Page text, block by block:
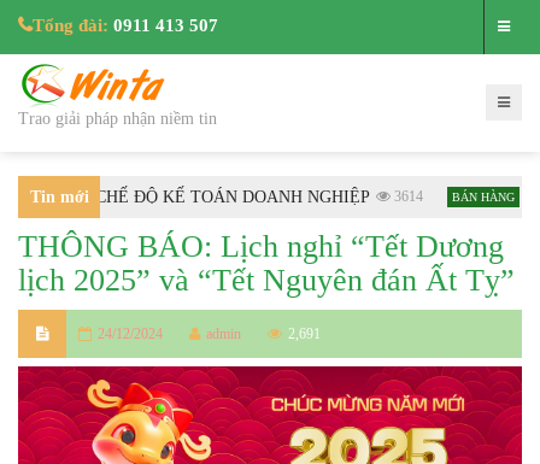
Tổng đài: 0911 413 507
Trao giải pháp nhận niềm tin
Tin mới
nhất
DẪN CHẾ ĐỘ KẾ TOÁN DOANH NGHIỆP 3614 BÁN HÀNG
THÔNG BÁO: Lịch nghỉ “Tết Dương
lịch 2025” và “Tết Nguyên đán Ất Tỵ”
24/12/2024 admin 2,691